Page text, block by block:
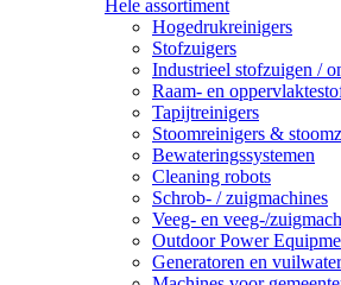
Hele assortiment
Hogedrukreinigers
Stofzuigers
Industrieel stofzuigen /
Raam- en
Tapijtreinigers
Stoomreinigers &
Bewateringssystemen
Cleaning robots
Schrob- / zuigmachines
Veeg- en veeg-/
Outdoor Power
Generatoren en